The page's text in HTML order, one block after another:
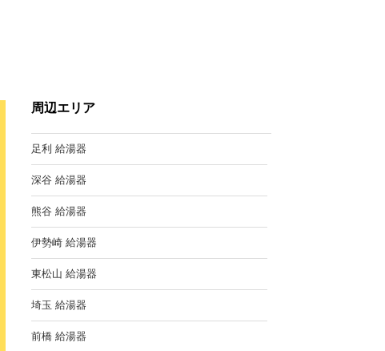
周辺エリア
足利 給湯器
深谷 給湯器
熊谷 給湯器
伊勢崎 給湯器
東松山 給湯器
埼玉 給湯器
前橋 給湯器